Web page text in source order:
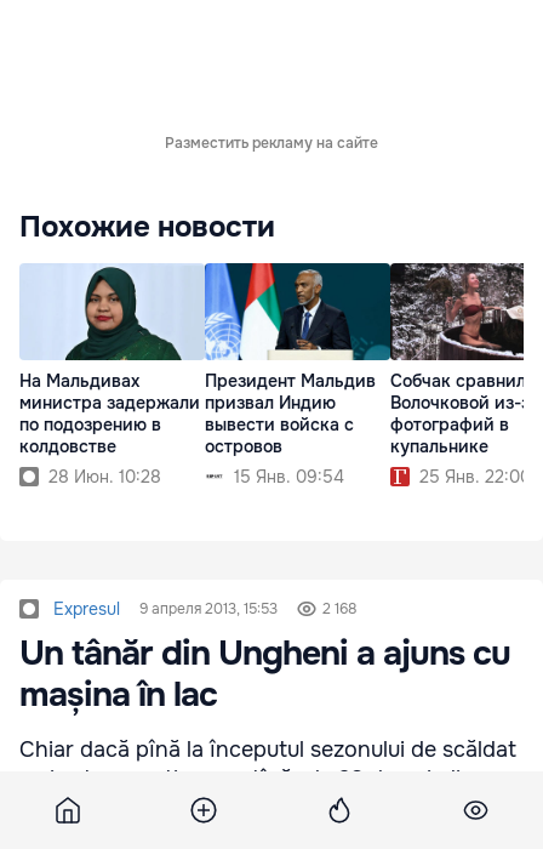
Разместить рекламу на сайте
Похожие новости
На Мальдивах
министра задержали
по подозрению в
колдовстве
28 Июн. 10:28
Президент Мальдив
призвал Индию
вывести войска с
островов
15 Янв. 09:54
Собчак сравнили
Волочковой из-за
фотографий в
купальнике
25 Янв. 22:00
Expresul 9 апреля 2013, 15:53 2 168
Un tânăr din Ungheni a ajuns cu
mașina în lac
Chiar dacă pînă la începutul sezonului de scăldat
mai este ceva timp, un tînăr de 28 de ani, din
Ungheni a dat startul chiar recent, pe data de 30